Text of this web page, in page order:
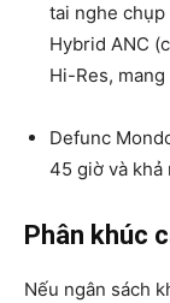
tai nghe
Hybrid ANC
Hi-Res,
Defunc
45 giờ và khả
Phân khúc
Nếu ngân sách